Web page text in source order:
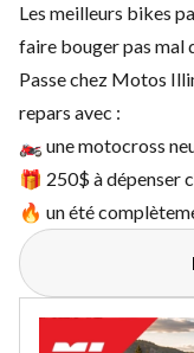
Les meilleurs bikes
faire bouger pas mal
Passe chez Motos
repars avec :
🏍️ une motocross
🎁 250$ à dépenser
🔥 un été